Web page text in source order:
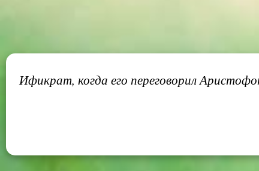
Ификрат, когда его переговорил